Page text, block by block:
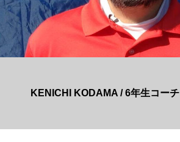
KENICHI KODAMA / 6年生コーチ